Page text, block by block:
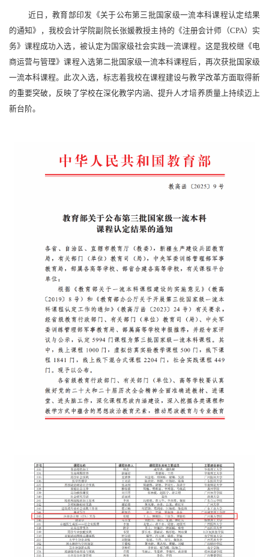
近日，教育部印发《关于公布第三批国家级一流本科课程认定结果
的通知》，我校会计学院副院长张媛教授主持的《注册会计师（CPA）实
务》课程成功入选，被认定为国家级社会实践一流课程。这是我校继《电
商运营与管理》课程入选第二批国家级一流本科课程后，再次获批国家级
一流本科课程。此次入选，标志着我校在课程建设与教学改革方面取得新
的重要突破，反映了学校在深化教学内涵、提升人才培养质量上持续迈上
新台阶。